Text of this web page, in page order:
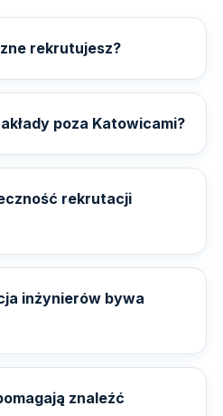
rekrutujesz?
poza Katowicami?
rekrutacji
inżynierów bywa
znaleźć